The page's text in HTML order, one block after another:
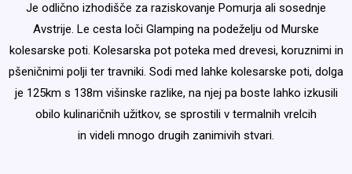
Je odlično izhodišče za raziskovanje Pomurja ali sosednje
Avstrije. Le cesta loči Glamping na podeželju od Murske
kolesarske poti. Kolesarska pot poteka med drevesi, koruznimi in
pšeničnimi polji ter travniki. Sodi med lahke kolesarske poti, dolga
je 125km s 138m višinske razlike, na njej pa boste lahko izkusili
obilo kulinaričnih užitkov, se sprostili v termalnih vrelcih
in videli mnogo drugih zanimivih stvari.